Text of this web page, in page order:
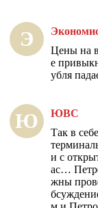
Э
Цены на
е
убля
Ю ЮВС
Так в
и с
ас…
жны